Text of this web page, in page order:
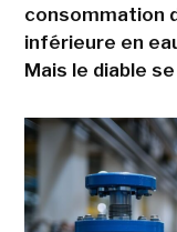
consommation
inférieure en
Mais le diable